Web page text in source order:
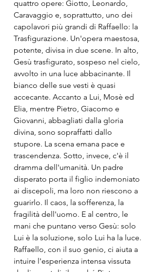
quattro opere: Giotto, Leonardo,
Caravaggio e, soprattutto, uno dei
capolavori più grandi di Raffaello: la
Trasfigurazione. Un'opera maestosa,
potente, divisa in due scene. In alto,
Gesù trasfigurato, sospeso nel cielo,
avvolto in una luce abbacinante. Il
bianco delle sue vesti è quasi
accecante. Accanto a Lui, Mosè ed
Elia, mentre Pietro, Giacomo e
Giovanni, abbagliati dalla gloria
divina, sono sopraffatti dallo
stupore. La scena emana pace e
trascendenza. Sotto, invece, c'è il
dramma dell'umanità. Un padre
disperato porta il figlio indemoniato
ai discepoli, ma loro non riescono a
guarirlo. Il caos, la sofferenza, la
fragilità dell'uomo. E al centro, le
mani che puntano verso Gesù: solo
Lui è la soluzione, solo Lui ha la luce.
Raffaello, con il suo genio, ci aiuta a
intuire l'esperienza intensa vissuta